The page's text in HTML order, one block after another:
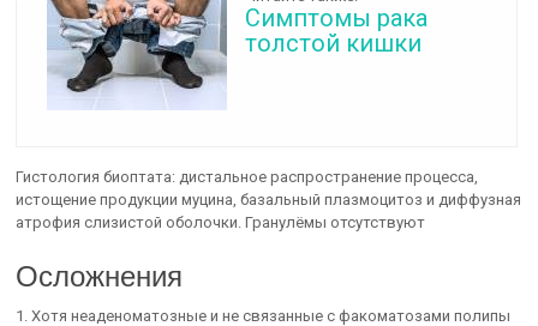
Симптомы рака
толстой кишки
Гистология биоптата: дистальное распространение процесса,
истощение продукции муцина, базальный плазмоцитоз и диффузная
атрофия слизистой оболочки. Гранулёмы отсутствуют
Осложнения
1. Хотя неаденоматозные и не связанные с факоматозами полипы